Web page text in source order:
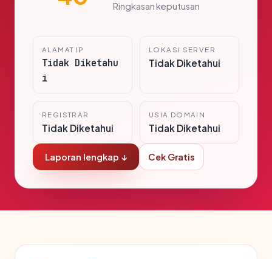
Ringkasan keputusan
ALAMAT IP
Tidak Diketahu
i
LOKASI SERVER
Tidak Diketahui
REGISTRAR
Tidak Diketahui
USIA DOMAIN
Tidak Diketahui
Laporan lengkap ↓ Cek Gratis